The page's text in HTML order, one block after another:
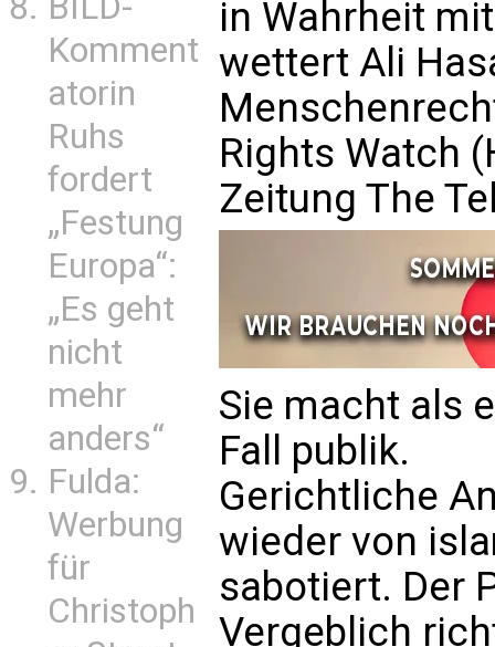
Komment
atorin
Ruhs
fordert
„Festung
Europa“:
„Es geht
nicht
mehr
anders“
Fulda:
Werbung
für
Christoph
in Wahrheit
wettert Ali
Rights Watch
Zeitung The
Sie macht als
Fall publik.
Gerichtliche
wieder von
sabotiert. Der
Vergeblich